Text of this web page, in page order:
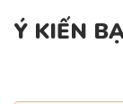
Ý KIẾN